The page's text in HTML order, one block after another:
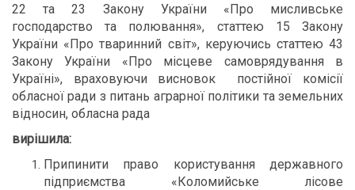
22 та 23 Закону України «Про мисливське
господарство та полювання», статтею 15 Закону
України «Про тваринний світ», керуючись статтею 43
Закону України «Про місцеве самоврядування в
Україні», враховуючи висновок постійної комісії
обласної ради з питань аграрної політики та земельних
відносин, обласна рада
вирішила:
Припинити право користування державного
підприємства «Коломийське лісове